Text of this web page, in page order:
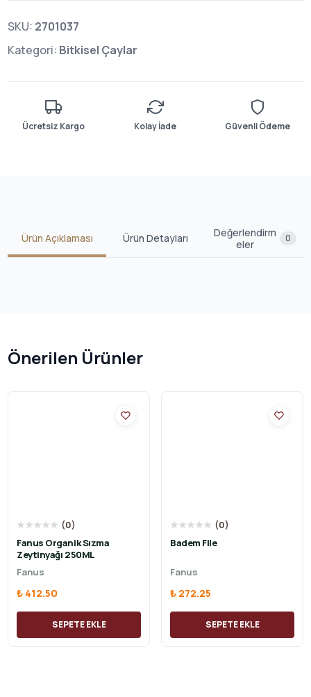
SKU: 2701037
Kategori: Bitkisel Çaylar
Ücretsiz Kargo Kolay İade Güvenli Ödeme
Ürün Açıklaması Ürün Detayları
Değerlendirm
eler
0
Önerilen Ürünler
★★★★★ (0)
Fanus Organik Sızma
Zeytinyağı 250ML
Fanus
₺ 412.50
SEPETE EKLE
★★★★★ (0)
Badem File
Fanus
₺ 272.25
SEPETE EKLE